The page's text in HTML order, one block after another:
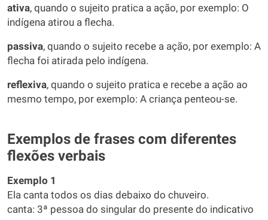
ativa, quando o sujeito pratica a ação, por exemplo: O
indígena atirou a flecha.
passiva, quando o sujeito recebe a ação, por exemplo: A
flecha foi atirada pelo indígena.
reflexiva, quando o sujeito pratica e recebe a ação ao
mesmo tempo, por exemplo: A criança penteou-se.
Exemplos de frases com diferentes
flexões verbais
Exemplo 1
Ela canta todos os dias debaixo do chuveiro.
canta: 3ª pessoa do singular do presente do indicativo